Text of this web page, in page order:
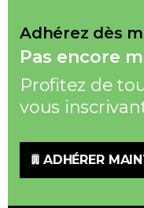
Adhérez dès
Pas encore
Profitez de
vous
ADHÉRER